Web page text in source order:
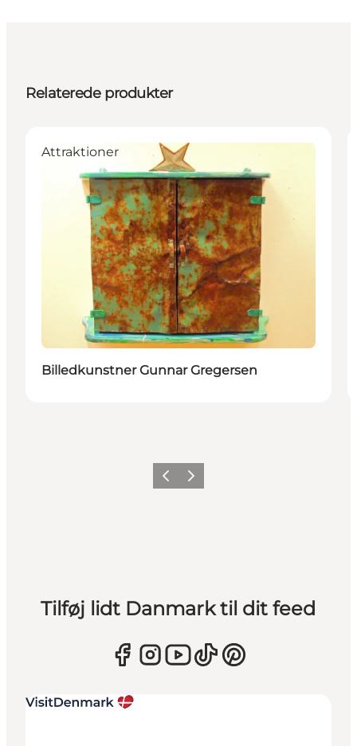
Relaterede produkter
Attraktioner
Billedkunstner Gunnar Gregersen
ForrigeNæste
Tilføj lidt Danmark til dit feed